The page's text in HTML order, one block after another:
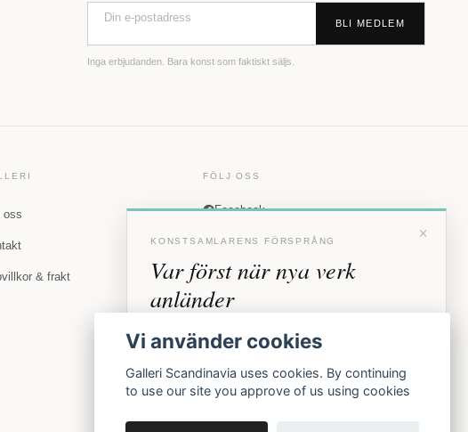
BLI MEDLEM
Inga erbjudanden. Bara konst som faktiskt säljs.
oss
& frakt
FÖLJ OSS
Facebook
×
KONSTSAMLARENS FÖRSPRÅNG
Var först när nya verk
anländer
Förhandstillgång till nya verk och personliga
inbjudningar till vernissage, innan vi annonserar
offentligt.
Vi använder cookies
Galleri Scandinavia uses cookies. By continuing
to use our site you approve of us using cookies